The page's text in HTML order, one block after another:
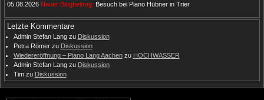
05.08.2026 Neuer Blogbeitrag: Besuch bei Piano Hübner in Trier
Letzte Kommentare
Admin Stefan Langzu Diskussion
Petra Römerzu Diskussion
Wiedereröffnung – Piano Lang Aachenzu HOCHWASSER
Admin Stefan Langzu Diskussion
Timzu Diskussion